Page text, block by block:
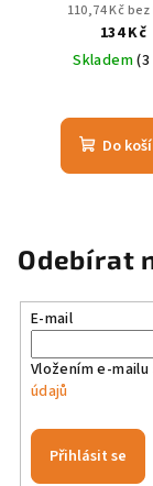
110,74 Kč bez
134 Kč
Skladem(3
Do
Odebírat
E-mail
Vložením e-
údajů
Přihlásit se